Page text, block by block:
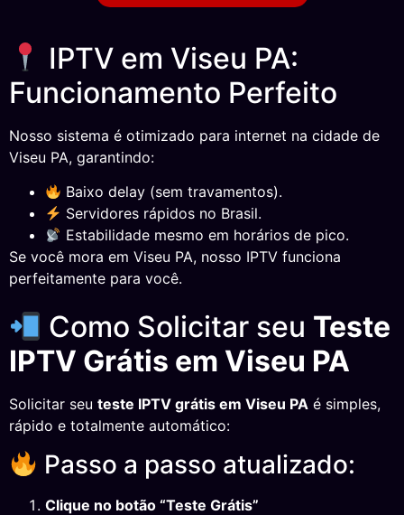
IPTV em Viseu PA:
Funcionamento Perfeito
Nosso sistema é otimizado para internet na cidade de
Viseu PA, garantindo:
Baixo delay (sem travamentos).
Servidores rápidos no Brasil.
Estabilidade mesmo em horários de pico.
Se você mora em Viseu PA, nosso IPTV funciona
perfeitamente para você.
Como Solicitar seu Teste
IPTV Grátis em Viseu PA
Solicitar seu teste IPTV grátis em Viseu PA é simples,
rápido e totalmente automático:
Passo a passo atualizado:
Clique no botão “Teste Grátis”